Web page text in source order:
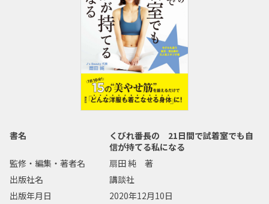
書名
くびれ番長の 21日間で試着室でも自
信が持てる私になる
監修・編集・著者名
扇田 純 著
出版社名
講談社
出版年月日
2020年12月10日